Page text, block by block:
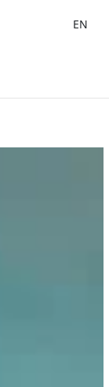
EN